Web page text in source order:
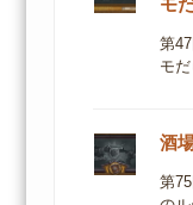
モ
第
モ
酒
第